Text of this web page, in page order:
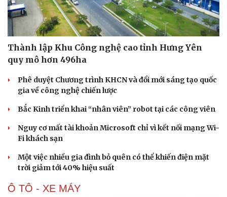
Thành lập Khu Công nghệ cao tỉnh Hưng Yên
quy mô hơn 496ha
Phê duyệt Chương trình KHCN và đổi mới sáng tạo quốc
gia về công nghệ chiến lược
Bắc Kinh triển khai “nhân viên” robot tại các công viên
Nguy cơ mất tài khoản Microsoft chỉ vì kết nối mạng Wi-
Fi khách sạn
Một việc nhiều gia đình bỏ quên có thể khiến điện mặt
trời giảm tới 40% hiệu suất
Ô TÔ - XE MÁY